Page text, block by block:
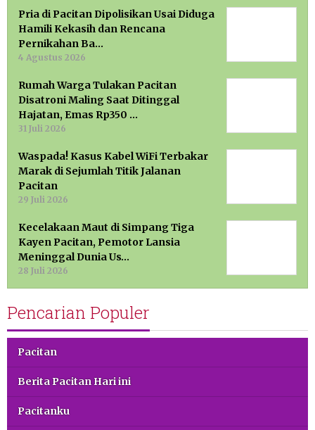
Pria di Pacitan Dipolisikan Usai Diduga
Hamili Kekasih dan Rencana
Pernikahan Ba…
4 Agustus 2026
Rumah Warga Tulakan Pacitan
Disatroni Maling Saat Ditinggal
Hajatan, Emas Rp350 …
31 Juli 2026
Waspada! Kasus Kabel WiFi Terbakar
Marak di Sejumlah Titik Jalanan
Pacitan
29 Juli 2026
Kecelakaan Maut di Simpang Tiga
Kayen Pacitan, Pemotor Lansia
Meninggal Dunia Us…
28 Juli 2026
Pencarian Populer
Pacitan
Berita Pacitan Hari ini
Pacitanku